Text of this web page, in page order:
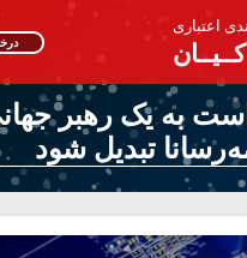
اعتباری
به یک رهبر
تبدیل شود